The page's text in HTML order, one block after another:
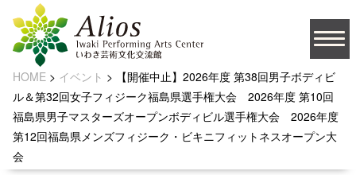
文字サイズ 小 中 大
背景の色
HOME > イベント >
【開催中止】2026年度 第38回男子ボディビ
ル＆第32回女子フィジーク福島県選手権大会 2026年度 第10回
福島県男子マスターズオープンボディビル選手権大会 2026年度
第12回福島県メンズフィジーク・ビキニフィットネスオープン大
会